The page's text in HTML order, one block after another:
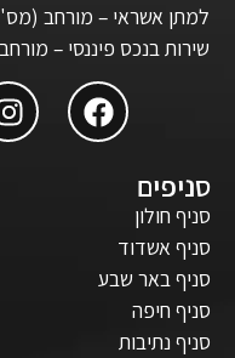
שירות בנכס פיננסי – מורחב (מס:
סניפים
סניף חולון
סניף אשדוד
סניף באר שבע
סניף חיפה
סניף נתיבות